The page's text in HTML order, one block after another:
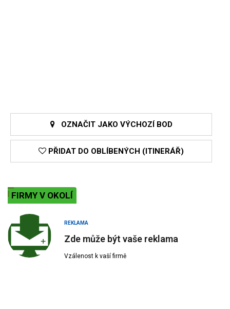
OZNAČIT JAKO VÝCHOZÍ BOD
PŘIDAT DO OBLÍBENÝCH (ITINERÁŘ)
FIRMY V OKOLÍ
REKLAMA
Zde může být vaše reklama
Vzálenost k vaší firmě